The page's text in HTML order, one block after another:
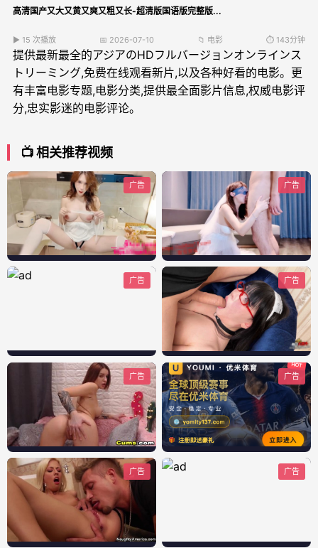
高清国产又大又黄又爽又粗又长-超清版国语版完整版...
▶ 15 次播放 📅 2026-07-10 📁 电影 ⏱️ 143分钟
提供最新最全的アジアのHDフルバージョンオンラインス
トリーミング,免费在线观看新片,以及各种好看的电影。更
有丰富电影专题,电影分类,提供最全面影片信息,权威电影评
分,忠实影迷的电影评论。
📺 相关推荐视频
广告 广告
广告 广告
广告 广告
广告 广告